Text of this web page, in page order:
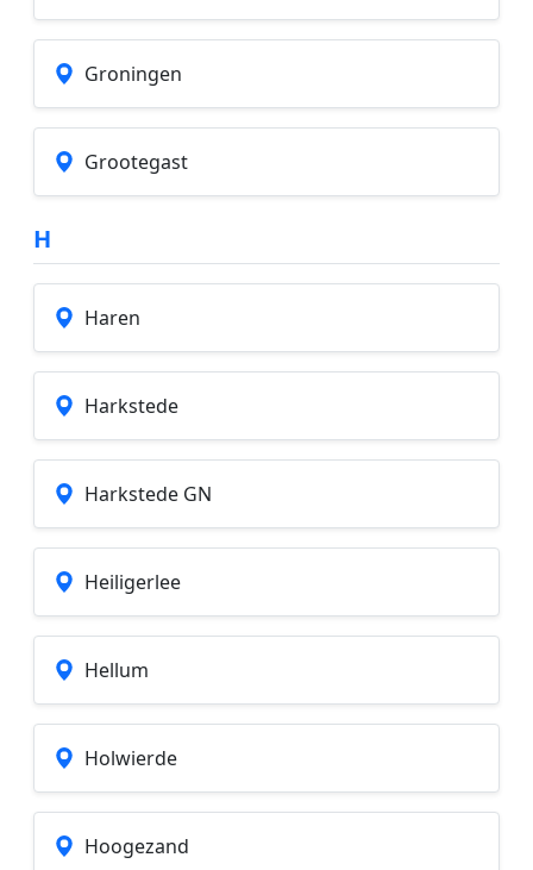
Groningen
Grootegast
H
Haren
Harkstede
Harkstede GN
Heiligerlee
Hellum
Holwierde
Hoogezand